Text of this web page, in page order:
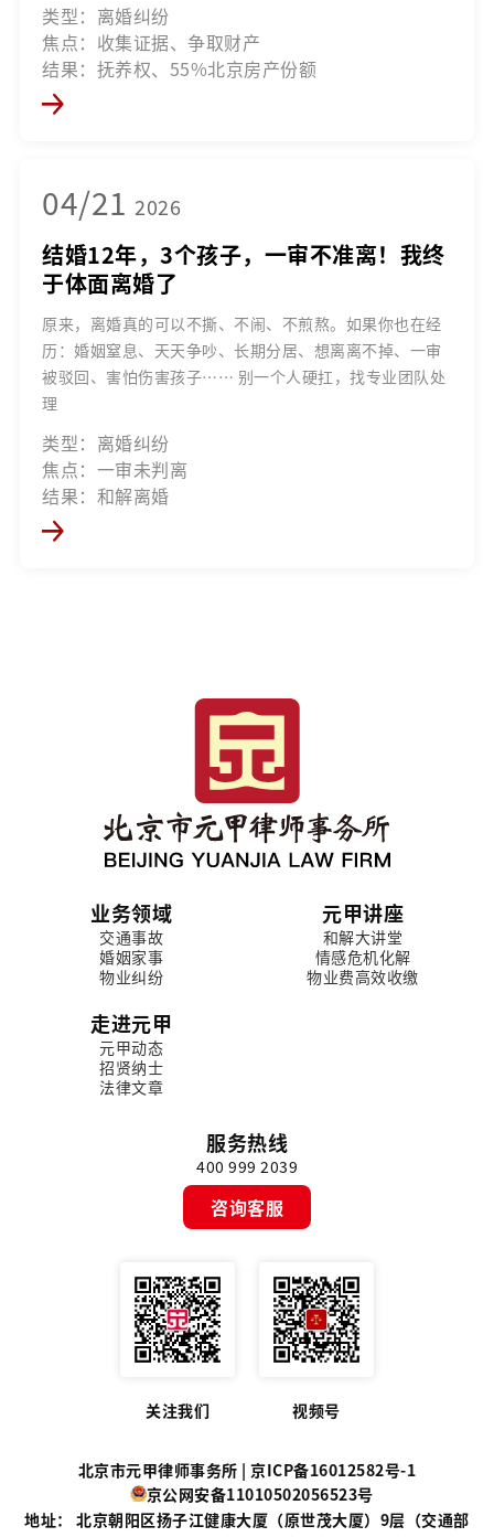
类型：离婚纠纷
焦点：收集证据、争取财产
结果：抚养权、55%北京房产份额
04/21 2026
结婚12年，3个孩子，一审不准离！我终
于体面离婚了
原来，离婚真的可以不撕、不闹、不煎熬。如果你也在经
历：婚姻窒息、天天争吵、长期分居、想离离不掉、一审
被驳回、害怕伤害孩子…… 别一个人硬扛，找专业团队处
理
类型：离婚纠纷
焦点：一审未判离
结果：和解离婚
业务领域
交通事故
婚姻家事
物业纠纷
元甲讲座
和解大讲堂
情感危机化解
物业费高效收缴
走进元甲
元甲动态
招贤纳士
法律文章
服务热线
400 999 2039
咨询客服
关注我们 视频号
北京市元甲律师事务所 |京ICP备16012582号-1
京公网安备11010502056523号
地址： 北京朝阳区扬子江健康大厦（原世茂大厦）9层（交通部